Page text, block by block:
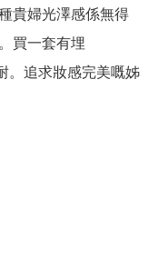
貴婦光澤感係無得
買一套有埋
。追求妝感完美嘅姊